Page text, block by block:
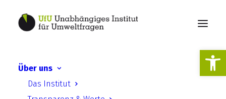
Über uns
Das Institut
Umweltrecht